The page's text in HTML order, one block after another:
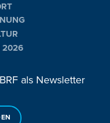
2026
als Newsletter